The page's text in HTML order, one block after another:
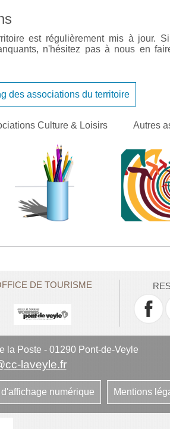
est régulièrement mis à jour.
n'hésitez pas à nous en
des associations du territoire
Culture & Loisirs Autres
DE TOURISME
la Poste - 01290 Pont-de-Veyle
laveyle.fr
numérique Mentions